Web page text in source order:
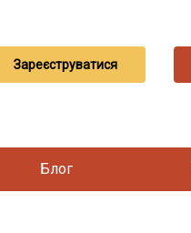
Зареєструватися
Блог